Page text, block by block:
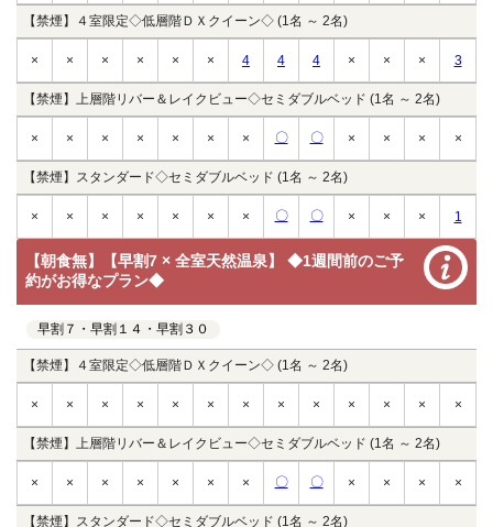
【禁煙】４室限定◇低層階ＤＸクイーン◇ (1名 ～ 2名)
× × × × × × 4 4 4 × × × 3
【禁煙】上層階リバー＆レイクビュー◇セミダブルベッド (1名 ～ 2名)
× × × × × × × 〇 〇 × × × ×
【禁煙】スタンダード◇セミダブルベッド (1名 ～ 2名)
× × × × × × × 〇 〇 × × × 1
【朝食無】【早割7 × 全室天然温泉】 ◆1週間前のご予
約がお得なプラン◆
早割７・早割１４・早割３０
【禁煙】４室限定◇低層階ＤＸクイーン◇ (1名 ～ 2名)
× × × × × × × × × × × × ×
【禁煙】上層階リバー＆レイクビュー◇セミダブルベッド (1名 ～ 2名)
× × × × × × × 〇 〇 × × × ×
【禁煙】スタンダード◇セミダブルベッド (1名 ～ 2名)